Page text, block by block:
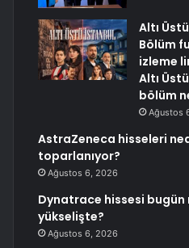
Altı
Bölüm
izleme
Altı
bölüm
Ağustos
AstraZeneca hisseleri
toparlanıyor?
Ağustos 6, 2026
Dynatrace hissesi bugün
yükselişte?
Ağustos 6, 2026